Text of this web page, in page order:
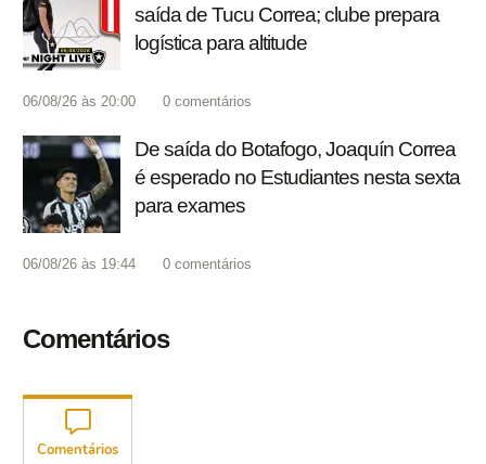
saída de Tucu Correa; clube prepara
logística para altitude
06/08/26 às 20:00 0 comentários
De saída do Botafogo, Joaquín Correa
é esperado no Estudiantes nesta sexta
para exames
06/08/26 às 19:44 0 comentários
Comentários